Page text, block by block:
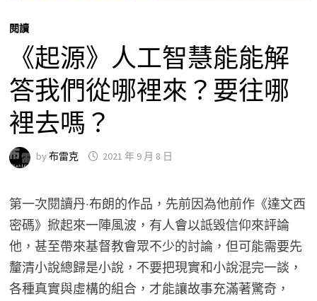
閱讀
《起源》人工智慧能能解
答我們從哪裡來？要往哪
裡去嗎？
by 布雷克 2021 年 9 月 8 日
第一次閱讀丹‧布朗的作品，先前因為他前作《達文西
密碼》掀起來一陣風波，有人會以詆毀信仰來評論
他，甚至帶來基督教會眾不少的討論，但可能需要先
釐清小說總歸是小說，不要把現實和小說混完一談，
各種真實與虛構的組合，才能讓故事充滿著驚奇，